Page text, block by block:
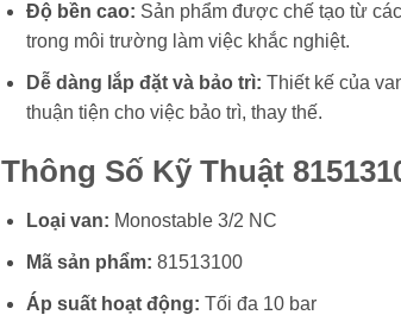
Độ bền cao: Sản phẩm được chế tạo từ
trong môi trường làm việc khắc nghiệt.
Dễ dàng lắp đặt và bảo trì: Thiết kế của
thuận tiện cho việc bảo trì, thay thế.
Thông Số Kỹ Thuật
Loại van: Monostable 3/2 NC
Mã sản phẩm: 81513100
Áp suất hoạt động: Tối đa 10 bar